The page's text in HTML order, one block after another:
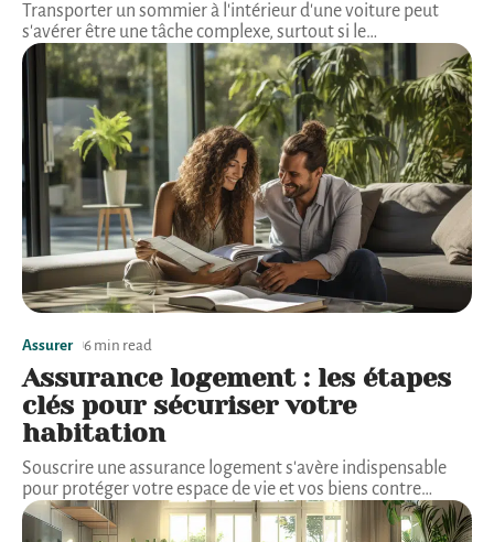
Transporter un sommier à l'intérieur d'une voiture peut
s'avérer être une tâche complexe, surtout si le…
Assurer 6 min read
Assurance logement : les étapes
clés pour sécuriser votre
habitation
Souscrire une assurance logement s'avère indispensable
pour protéger votre espace de vie et vos biens contre…